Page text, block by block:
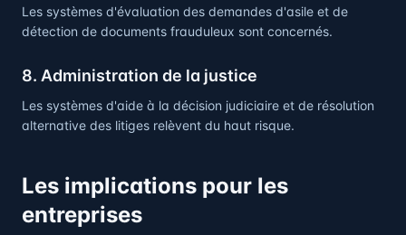
Les systèmes d'évaluation des demandes d'asile et de
détection de documents frauduleux sont concernés.
8. Administration de la justice
Les systèmes d'aide à la décision judiciaire et de résolution
alternative des litiges relèvent du haut risque.
Les implications pour les
entreprises